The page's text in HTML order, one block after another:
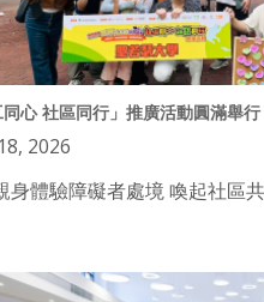
同心 社區同行」推廣活動圓滿舉行
2026
身體驗障礙者處境 喚起社區共